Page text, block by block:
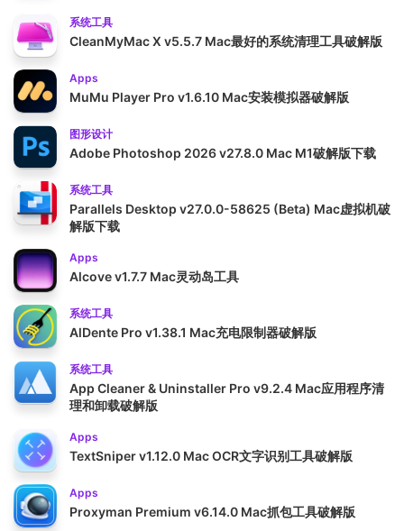
系统工具
CleanMyMac X v5.5.7 Mac最好的系统清理工具破解版
Apps
MuMu Player Pro v1.6.10 Mac安装模拟器破解版
图形设计
Adobe Photoshop 2026 v27.8.0 Mac M1破解版下载
系统工具
Parallels Desktop v27.0.0-58625 (Beta) Mac虚拟机破
解版下载
Apps
Alcove v1.7.7 Mac灵动岛工具
系统工具
AlDente Pro v1.38.1 Mac充电限制器破解版
系统工具
App Cleaner & Uninstaller Pro v9.2.4 Mac应用程序清
理和卸载破解版
Apps
TextSniper v1.12.0 Mac OCR文字识别工具破解版
Apps
Proxyman Premium v6.14.0 Mac抓包工具破解版